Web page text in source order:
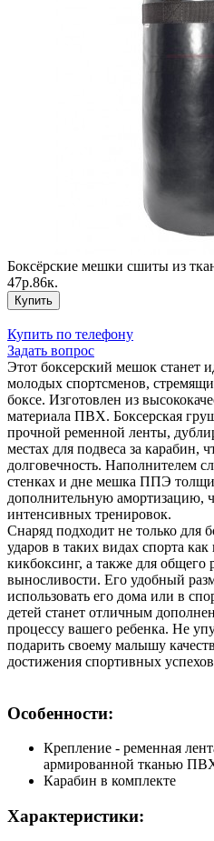
Боксёрские мешки сшиты из
47р.86к.
Купить
Купить по телефону
Задать вопрос
Этот боксерский мешок станет
молодых спортсменов,
боксе. Изготовлен из
материала ПВХ. Боксерская
прочной ременной ленты,
местах для подвеса за карабин,
долговечность. Наполнителем
стенках и дне мешка ППЭ
дополнительную амортизацию,
интенсивных тренировок.
Снаряд подходит не только для
ударов в таких видах спорта как
кикбоксинг, а также для общего
выносливости. Его удобный
использовать его дома или в
детей станет отличным
процессу вашего ребенка. Не
подарить своему малышу
достижения спортивных
Особенности:
Крепление - ременная
армированной тканью
Карабин в комплекте
Характеристики: